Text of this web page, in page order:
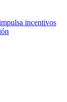
incentivos